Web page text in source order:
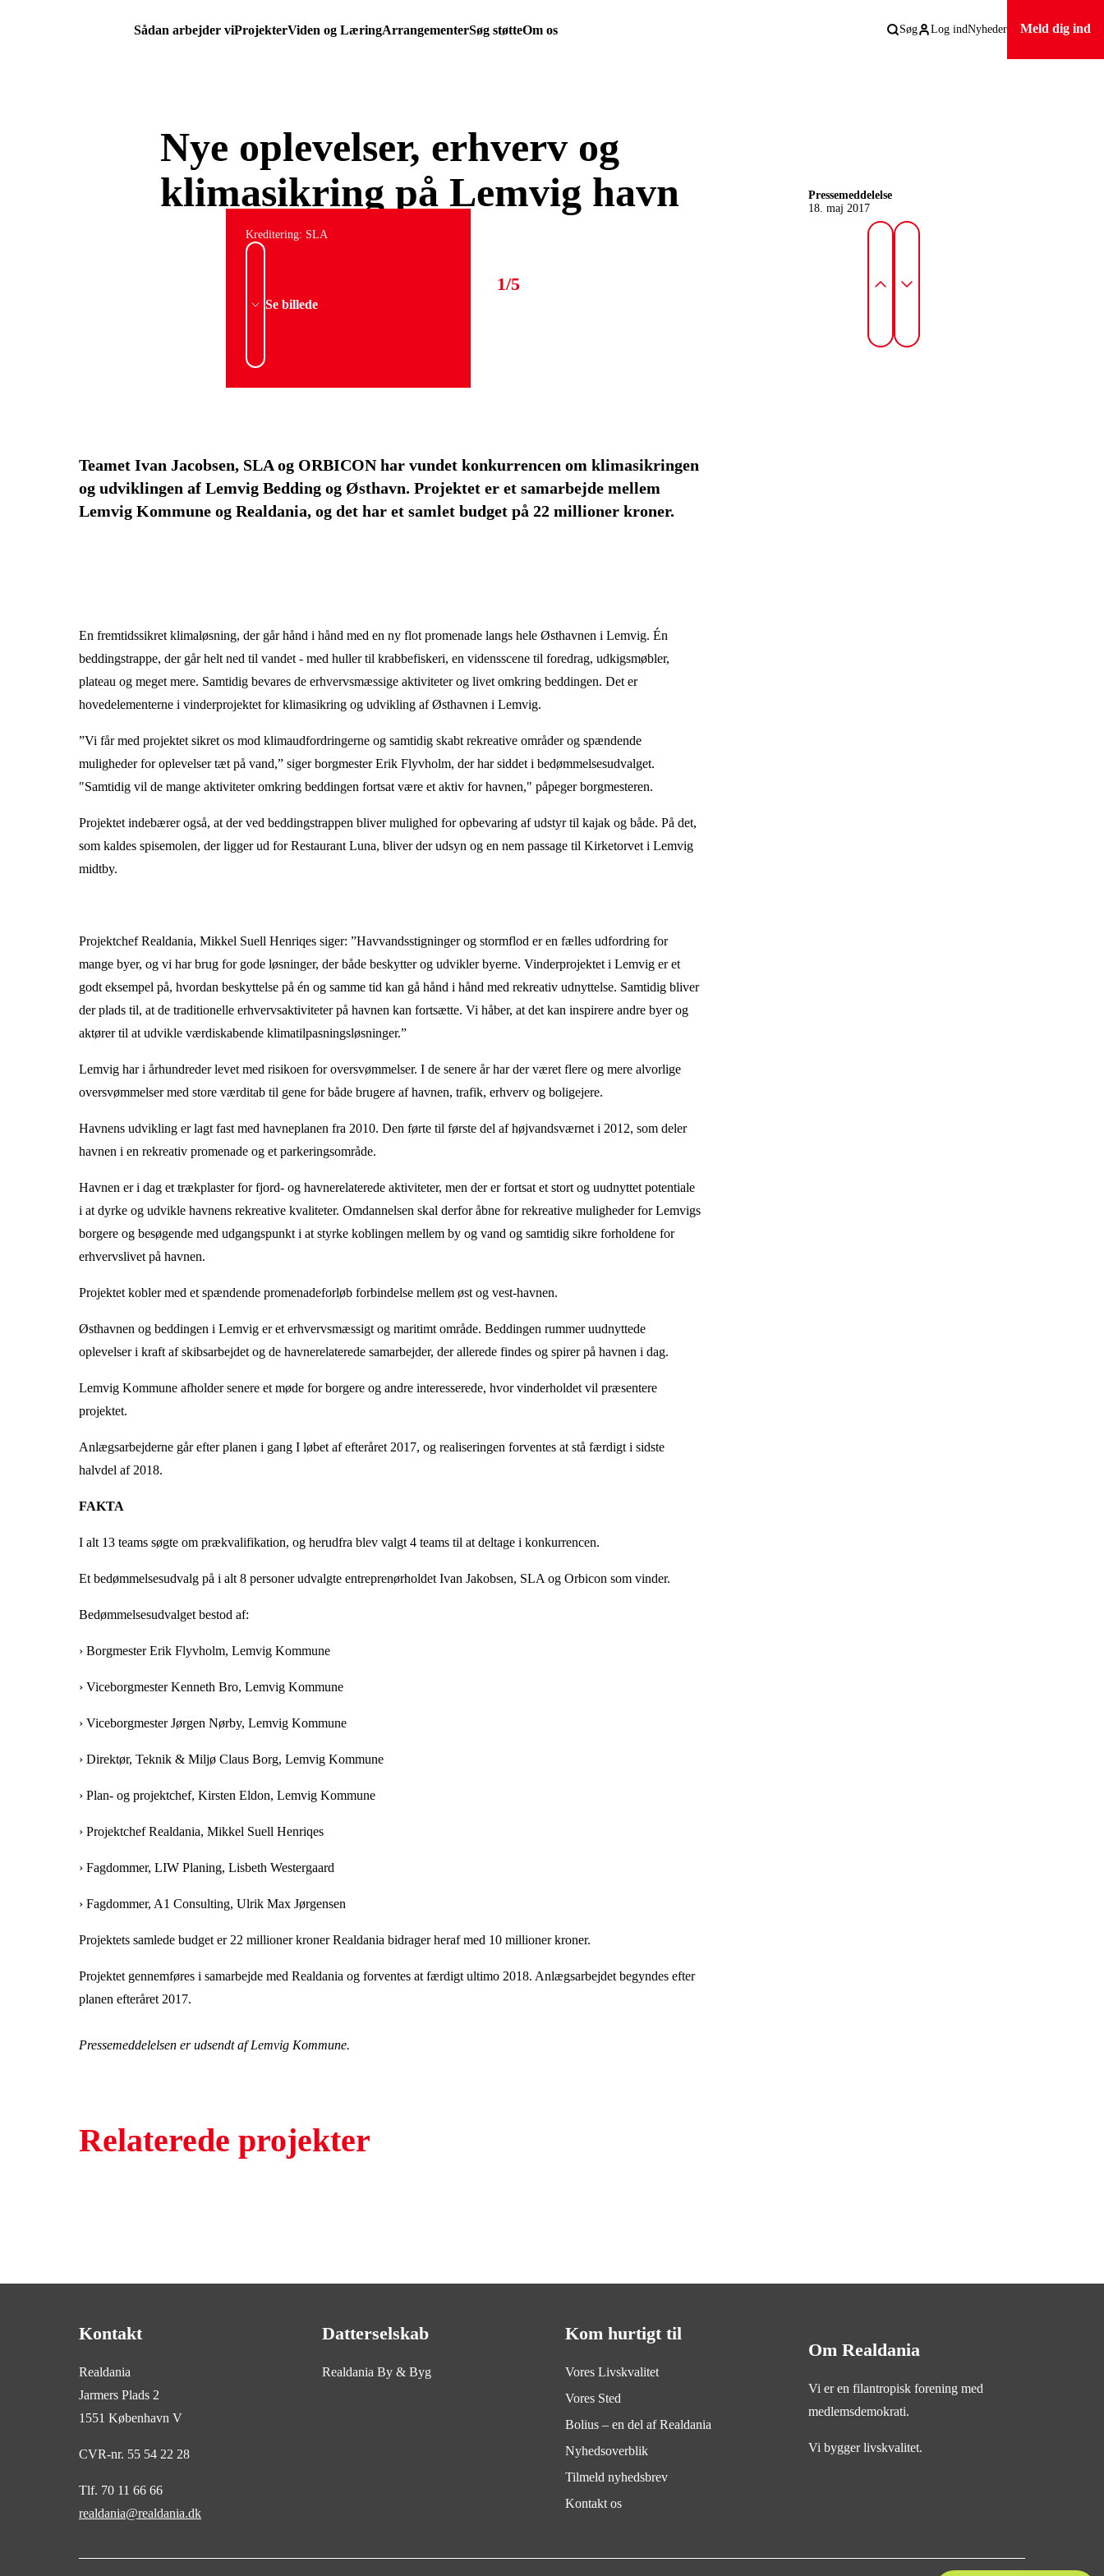
Sådan arbejder viProjekterViden og LæringArrangementerSøg støtteOm os Søg Log indNyheder Meld dig ind
Nye oplevelser, erhverv og
klimasikring på Lemvig havn
Pressemeddelelse
18. maj 2017
Kreditering: SLA
Se billede
1/5
Teamet Ivan Jacobsen, SLA og ORBICON har vundet konkurrencen om klimasikringen
og udviklingen af Lemvig Bedding og Østhavn. Projektet er et samarbejde mellem
Lemvig Kommune og Realdania, og det har et samlet budget på 22 millioner kroner.
En fremtidssikret klimaløsning, der går hånd i hånd med en ny flot promenade langs hele Østhavnen i Lemvig. Én
beddingstrappe, der går helt ned til vandet - med huller til krabbefiskeri, en vidensscene til foredrag, udkigsmøbler,
plateau og meget mere. Samtidig bevares de erhvervsmæssige aktiviteter og livet omkring beddingen. Det er
hovedelementerne i vinderprojektet for klimasikring og udvikling af Østhavnen i Lemvig.
”Vi får med projektet sikret os mod klimaudfordringerne og samtidig skabt rekreative områder og spændende
muligheder for oplevelser tæt på vand,” siger borgmester Erik Flyvholm, der har siddet i bedømmelsesudvalget.
"Samtidig vil de mange aktiviteter omkring beddingen fortsat være et aktiv for havnen," påpeger borgmesteren.
Projektet indebærer også, at der ved beddingstrappen bliver mulighed for opbevaring af udstyr til kajak og både. På det,
som kaldes spisemolen, der ligger ud for Restaurant Luna, bliver der udsyn og en nem passage til Kirketorvet i Lemvig
midtby.
Projektchef Realdania, Mikkel Suell Henriqes siger: ”Havvandsstigninger og stormflod er en fælles udfordring for
mange byer, og vi har brug for gode løsninger, der både beskytter og udvikler byerne. Vinderprojektet i Lemvig er et
godt eksempel på, hvordan beskyttelse på én og samme tid kan gå hånd i hånd med rekreativ udnyttelse. Samtidig bliver
der plads til, at de traditionelle erhvervsaktiviteter på havnen kan fortsætte. Vi håber, at det kan inspirere andre byer og
aktører til at udvikle værdiskabende klimatilpasningsløsninger.”
Lemvig har i århundreder levet med risikoen for oversvømmelser. I de senere år har der været flere og mere alvorlige
oversvømmelser med store værditab til gene for både brugere af havnen, trafik, erhverv og boligejere.
Havnens udvikling er lagt fast med havneplanen fra 2010. Den førte til første del af højvandsværnet i 2012, som deler
havnen i en rekreativ promenade og et parkeringsområde.
Havnen er i dag et trækplaster for fjord- og havnerelaterede aktiviteter, men der er fortsat et stort og uudnyttet potentiale
i at dyrke og udvikle havnens rekreative kvaliteter. Omdannelsen skal derfor åbne for rekreative muligheder for Lemvigs
borgere og besøgende med udgangspunkt i at styrke koblingen mellem by og vand og samtidig sikre forholdene for
erhvervslivet på havnen.
Projektet kobler med et spændende promenadeforløb forbindelse mellem øst og vest-havnen.
Østhavnen og beddingen i Lemvig er et erhvervsmæssigt og maritimt område. Beddingen rummer uudnyttede
oplevelser i kraft af skibsarbejdet og de havnerelaterede samarbejder, der allerede findes og spirer på havnen i dag.
Lemvig Kommune afholder senere et møde for borgere og andre interesserede, hvor vinderholdet vil præsentere
projektet.
Anlægsarbejderne går efter planen i gang I løbet af efteråret 2017, og realiseringen forventes at stå færdigt i sidste
halvdel af 2018.
FAKTA
I alt 13 teams søgte om prækvalifikation, og herudfra blev valgt 4 teams til at deltage i konkurrencen.
Et bedømmelsesudvalg på i alt 8 personer udvalgte entreprenørholdet Ivan Jakobsen, SLA og Orbicon som vinder.
Bedømmelsesudvalget bestod af:
› Borgmester Erik Flyvholm, Lemvig Kommune
› Viceborgmester Kenneth Bro, Lemvig Kommune
› Viceborgmester Jørgen Nørby, Lemvig Kommune
› Direktør, Teknik & Miljø Claus Borg, Lemvig Kommune
› Plan- og projektchef, Kirsten Eldon, Lemvig Kommune
› Projektchef Realdania, Mikkel Suell Henriqes
› Fagdommer, LIW Planing, Lisbeth Westergaard
› Fagdommer, A1 Consulting, Ulrik Max Jørgensen
Projektets samlede budget er 22 millioner kroner Realdania bidrager heraf med 10 millioner kroner.
Projektet gennemføres i samarbejde med Realdania og forventes at færdigt ultimo 2018. Anlægsarbejdet begyndes efter
planen efteråret 2017.
Pressemeddelelsen er udsendt af Lemvig Kommune.
Relaterede projekter
Kontakt
Realdania
Jarmers Plads 2
1551 København V
CVR-nr. 55 54 22 28
Tlf. 70 11 66 66
realdania@realdania.dk
Datterselskab
Realdania By & Byg
Kom hurtigt til
Vores Livskvalitet
Vores Sted
Bolius – en del af Realdania
Nyhedsoverblik
Tilmeld nyhedsbrev
Kontakt os
Om Realdania
Vi er en filantropisk forening med
medlemsdemokrati.
Vi bygger livskvalitet.